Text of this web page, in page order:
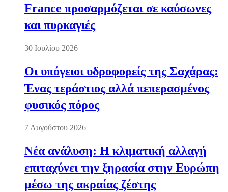
France προσαρμόζεται σε καύσωνες
και πυρκαγιές
30 Ιουλίου 2026
Οι υπόγειοι υδροφορείς της Σαχάρας:
Ένας τεράστιος αλλά πεπερασμένος
φυσικός πόρος
7 Αυγούστου 2026
Νέα ανάλυση: Η κλιματική αλλαγή
επιταχύνει την ξηρασία στην Ευρώπη
μέσω της ακραίας ζέστης